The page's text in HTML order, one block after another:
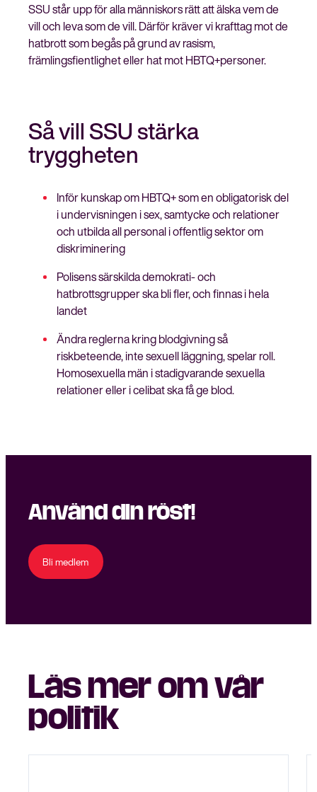
SSU står upp för alla människors rätt att älska vem de
vill och leva som de vill. Därför kräver vi krafttag mot de
hatbrott som begås på grund av rasism,
främlingsfientlighet eller hat mot HBTQ+personer.
Så vill SSU stärka
tryggheten
Inför kunskap om HBTQ+ som en obligatorisk del
i undervisningen i sex, samtycke och relationer
och utbilda all personal i offentlig sektor om
diskriminering
Polisens särskilda demokrati- och
hatbrottsgrupper ska bli fler, och finnas i hela
landet
Ändra reglerna kring blodgivning så
riskbeteende, inte sexuell läggning, spelar roll.
Homosexuella män i stadigvarande sexuella
relationer eller i celibat ska få ge blod.
Använd din röst!
Bli medlem
Läs mer om vår
politik